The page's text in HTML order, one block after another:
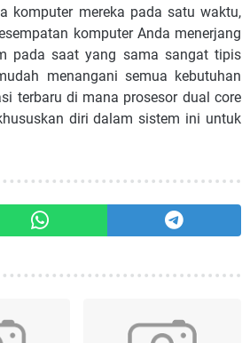
komputer mereka pada satu waktu,
komputer Anda menerjang
pada saat yang sama sangat tipis
menangani semua kebutuhan
terbaru di mana prosesor dual core
diri dalam sistem ini untuk